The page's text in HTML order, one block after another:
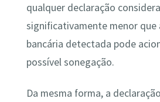
qualquer declaração
significativamente menor que
bancária detectada pode
possível sonegação.
Da mesma forma, a